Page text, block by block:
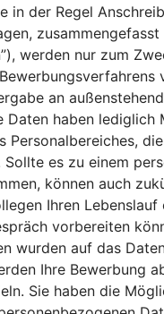
in der Regel
zusammengefasst
werden nur zum
an
Daten haben lediglich
Personalbereiches,
es zu einem
können auch
Ihren
vorbereiten
wurden auf das
Ihre Bewerbung
Sie haben die